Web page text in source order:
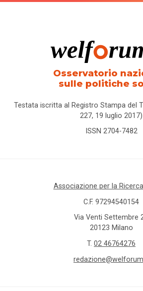
Osservatorio
sulle politiche
Testata iscritta al Registro Stampa del
227, 19 luglio 2017)
ISSN 2704-7482
Associazione per la
C.F. 97294540154
Via Venti Settembre
20123 Milano
T. 02 46764276